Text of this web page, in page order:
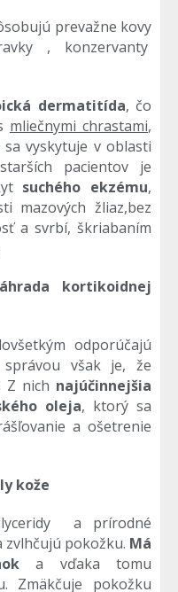
prevažne kovy
, konzervanty
dermatitída, čo
mliečnymi chrastami,
vyskytuje v oblasti
pacientov je
suchého ekzému,
mazových žliaz,bez
a svrbí, škriabaním
kortikoidnej
odporúčajú
však je, že
Z nich najúčinnejšia
oleja, ktorý sa
a ošetrenie
kože
a prírodné
pokožku. Má
a vďaka tomu
Zmäkčuje pokožku